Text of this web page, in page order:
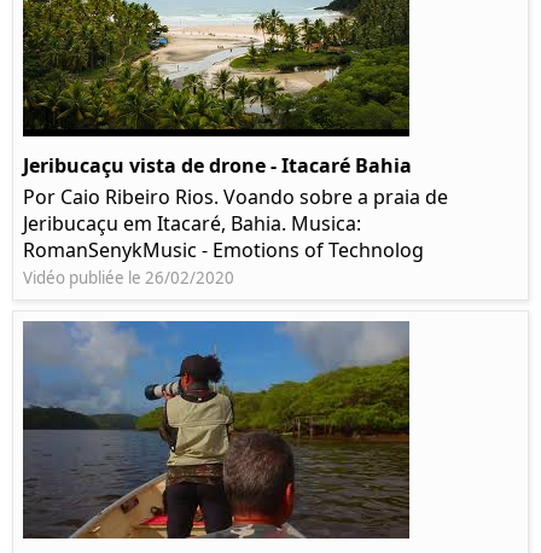
Jeribucaçu vista de drone - Itacaré Bahia
Por Caio Ribeiro Rios. Voando sobre a praia de
Jeribucaçu em Itacaré, Bahia. Musica:
RomanSenykMusic - Emotions of Technolog
Vidéo publiée le 26/02/2020